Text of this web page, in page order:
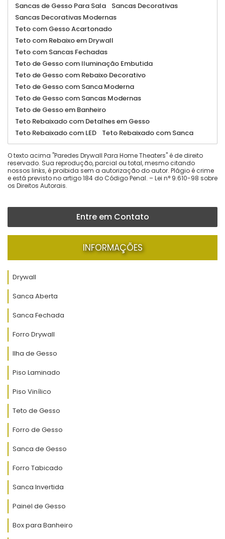
Sancas de Gesso Para Sala
Sancas Decorativas
Sancas Decorativas Modernas
Teto com Gesso Acartonado
Teto com Rebaixo em Drywall
Teto com Sancas Fechadas
Teto de Gesso com Iluminação Embutida
Teto de Gesso com Rebaixo Decorativo
Teto de Gesso com Sanca Moderna
Teto de Gesso com Sancas Modernas
Teto de Gesso em Banheiro
Teto Rebaixado com Detalhes em Gesso
Teto Rebaixado com LED
Teto Rebaixado com Sanca
O texto acima "Paredes Drywall Para Home Theaters" é de direito
reservado. Sua reprodução, parcial ou total, mesmo citando
nossos links, é proibida sem a autorização do autor. Plágio é crime
e está previsto no artigo 184 do Código Penal. –Lei n° 9.610-98 sobre
os Direitos Autorais.
Entre em Contato
INFORMAÇÕES
Drywall
Sanca Aberta
Sanca Fechada
Forro Drywall
Ilha de Gesso
Piso Laminado
Piso Vinílico
Teto de Gesso
Forro de Gesso
Sanca de Gesso
Forro Tabicado
Sanca Invertida
Painel de Gesso
Box para Banheiro